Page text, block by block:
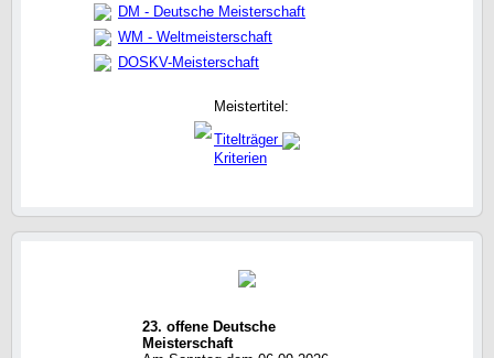
DM - Deutsche Meisterschaft
WM - Weltmeisterschaft
DOSKV-Meisterschaft
Meistertitel:
Titelträger
Kriterien
23. offene Deutsche
Meisterschaft